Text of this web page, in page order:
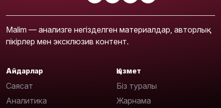
Malim — анализге негізделген материалдар, авторлық
пікірлер мен эксклюзив контент.
Айдарлар
Саясат
Аналитика
Қызмет
Біз туралы
Жарнама